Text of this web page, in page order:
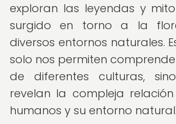
exploran las leyendas y
surgido en torno a la
diversos entornos naturales.
solo nos permiten
de diferentes culturas,
revelan la compleja
humanos y su entorno natural.